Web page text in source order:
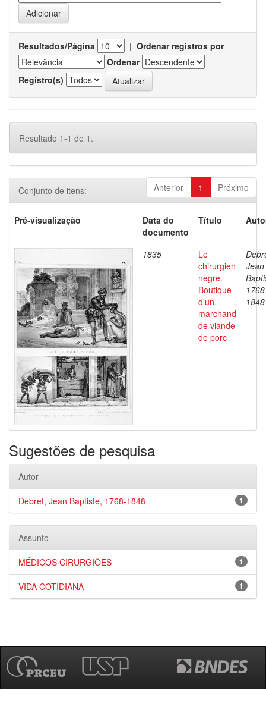
Resultados/Página | Ordenar registros por
Ordenar
Registro(s)
Resultado 1-1 de 1.
Anterior 1 Próximo
Conjunto de itens:
Pré-visualização
Data do
documento
Título
1835
Le
chirurgien
nègre.
Boutique
d'un
marchand
de viande
de porc
Jean
1848
Sugestões de pesquisa
Autor
1
Debret, Jean Baptiste, 1768-1848
Assunto
1
MÉDICOS CIRURGIÕES
1
VIDA COTIDIANA